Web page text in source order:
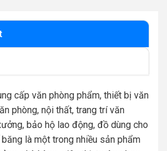
cấp văn phòng phẩm, thiết bị văn
phòng, nội thất, trang trí văn
bảo hộ lao động, đồ dùng cho
băng là một trong nhiều sản phẩm